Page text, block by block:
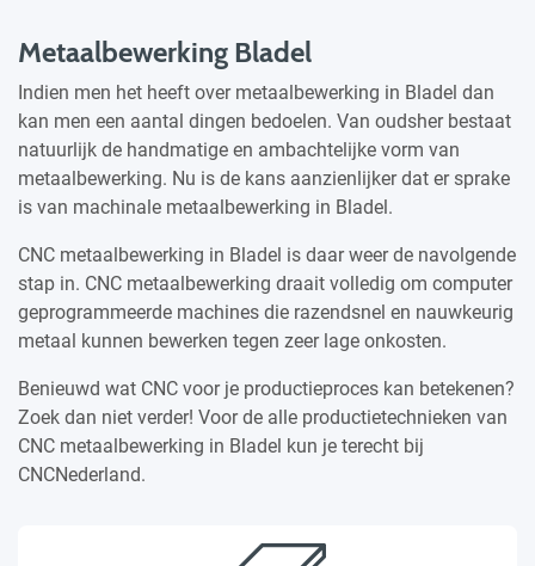
Metaalbewerking Bladel
Indien men het heeft over metaalbewerking in Bladel dan
kan men een aantal dingen bedoelen. Van oudsher bestaat
natuurlijk de handmatige en ambachtelijke vorm van
metaalbewerking. Nu is de kans aanzienlijker dat er sprake
is van machinale metaalbewerking in Bladel.
CNC metaalbewerking in Bladel is daar weer de navolgende
stap in. CNC metaalbewerking draait volledig om computer
geprogrammeerde machines die razendsnel en nauwkeurig
metaal kunnen bewerken tegen zeer lage onkosten.
Benieuwd wat CNC voor je productieproces kan betekenen?
Zoek dan niet verder! Voor de alle productietechnieken van
CNC metaalbewerking in Bladel kun je terecht bij
CNCNederland.